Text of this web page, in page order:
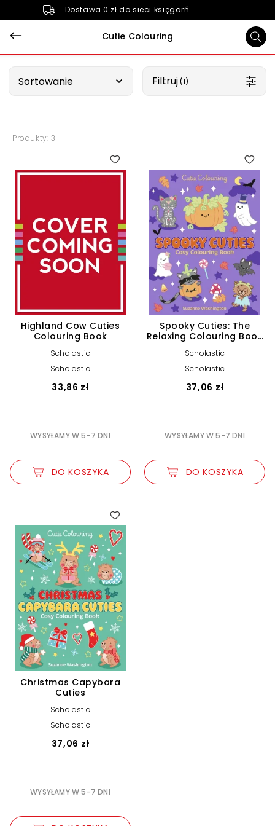
Dostawa 0 zł do sieci księgarń
Cutie Colouring
Sortowanie Filtruj (1)
Produkty: 3
Highland Cow Cuties
Colouring Book
Scholastic
Scholastic
33,86 zł
WYSYŁAMY W 5-7 DNI
DO KOSZYKA
Spooky Cuties: The
Relaxing Colouring Book
Characters
Scholastic
Scholastic
37,06 zł
WYSYŁAMY W 5-7 DNI
DO KOSZYKA
Christmas Capybara
Cuties
Scholastic
Scholastic
37,06 zł
WYSYŁAMY W 5-7 DNI